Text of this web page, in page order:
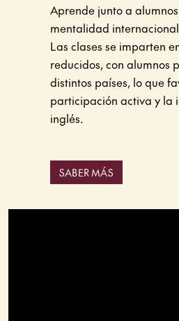
Aprende junto a
mentalidad
Las clases se imparten
reducidos, con alumnos
distintos países, lo que
participación activa y la
inglés.
SABER MÁS